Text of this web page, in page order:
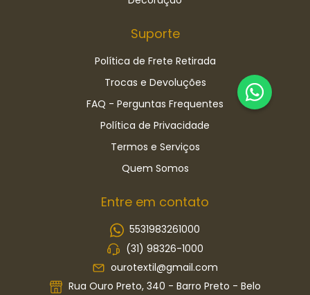
Suporte
Política de Frete Retirada
Trocas e Devoluções
FAQ - Perguntas Frequentes
Política de Privacidade
Termos e Serviços
Quem Somos
Entre em contato
5531983261000
(31) 98326-1000
ourotextil@gmail.com
Rua Ouro Preto, 340 - Barro Preto - Belo